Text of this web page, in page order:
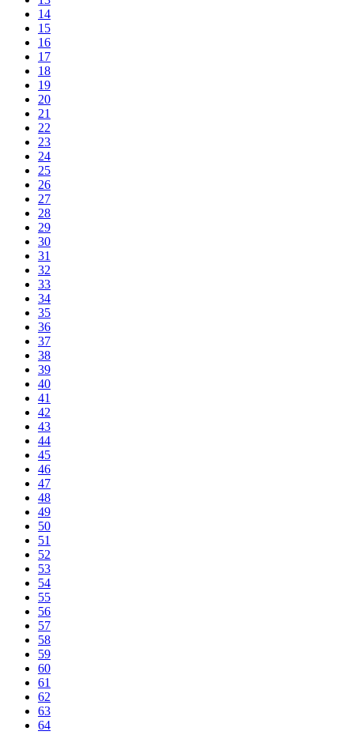
14
15
16
17
18
19
20
21
22
23
24
25
26
27
28
29
30
31
32
33
34
35
36
37
38
39
40
41
42
43
44
45
46
47
48
49
50
51
52
53
54
55
56
57
58
59
60
61
62
63
64